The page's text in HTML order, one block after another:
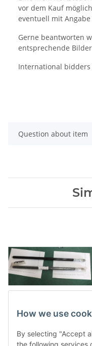
vor dem Kauf
eventuell mit Angabe
Gerne beantworten
entsprechende
International bidders
Question about item
Innenmikrometer Innen-
600 mm NOS Hahn +
47,76 €*
How we use
By selecting "Accept